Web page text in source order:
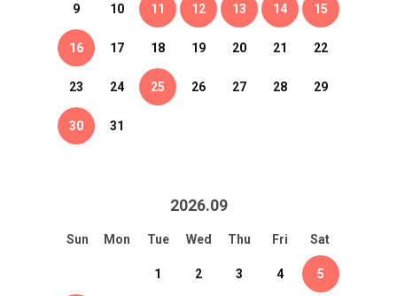
9 10 11 12 13 14 15
16 17 18 19 20 21 22
23 24 25 26 27 28 29
30 31
2026.09
Sun Mon Tue Wed Thu Fri Sat
1 2 3 4 5